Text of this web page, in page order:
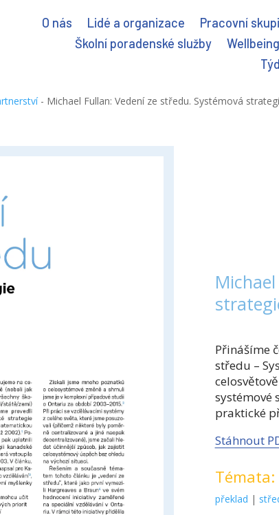
O nás Lidé a organizace Pracovní
Školní poradenské služby
Wellbeing
- Michael Fullan: Vedení ze středu. Systémová
Přinášíme
středu –
systémové
praktické
Stáhnout
Témata:
překlad |